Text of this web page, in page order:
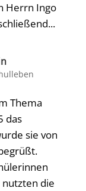
Herrn Ingo
Thema
das
sie von
nutzten die